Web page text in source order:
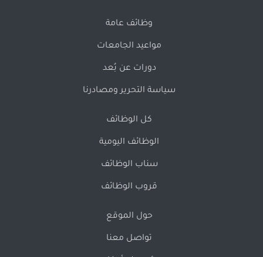
وظائف عامة
مواعيد الجامعات
دورات عن بُعد
سياسة التحرير ومصادرنا
كل الوظائف
الوظائف اليومية
سناب الوظائف
قروب الوظائف
حول الموقع
تواصل معنا